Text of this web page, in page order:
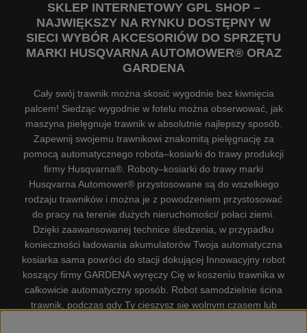
SKLEP INTERNETOWY GPL SHOP –
NAJWIĘKSZY NA RYNKU DOSTĘPNY W
SIECI WYBÓR AKCESORIÓW DO SPRZĘTU
MARKI HUSQVARNA AUTOMOWER® ORAZ
GARDENA
Cały swój trawnik można skosić wygodnie bez kiwnięcia
palcem! Siedząc wygodnie w fotelu można obserwować, jak
maszyna pielęgnuje trawnik w absolutnie najlepszy sposób.
Zapewnij swojemu trawnikowi znakomitą pielęgnację za
pomocą automatycznego robota–kosiarki do trawy produkcji
firmy Husqvarna®. Roboty–kosiarki do trawy marki
Husqvarna Automower® przystosowane są do wszelkiego
rodzaju trawników i można je z powodzeniem przystosować
do pracy na terenie dużych nieruchomości/ połaci ziemi.
Dzięki zaawansowanej technice śledzenia, w przypadku
konieczności ładowania akumulatorów Twoja automatyczna
kosiarka sama powróci do stacji dokującej Innowacyjny robot
koszący firmy GARDENA wyręczy Cię w koszeniu trawnika w
całkowicie automatyczny sposób. Robot samodzielnie ścina
trawnik, podczas gdy Ty cieszysz się wolnym czasem lub